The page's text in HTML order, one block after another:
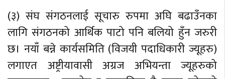
(३) संघ संगठनलाई सूचारु रुपमा अघि बढाउँनका
लागि संगठनको आर्थिक पाटो पनि बलियो हुँन जरुरी
छ। नयाँ बन्ने कार्यसमिति (विजयी पदाधिकारी ज्यूहरु)
लगाएत अष्ट्रीयावासी अग्रज अभियन्ता ज्यूहरुको